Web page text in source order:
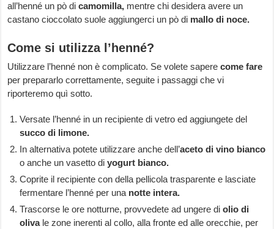
all’henné un pò dicamomilla, mentre chi desidera avere un
castano cioccolato suole aggiungerci un pò di mallo di noce.
Come si utilizza l’henné?
Utilizzare l’henné non è complicato. Se volete saperecome fare
per prepararlo correttamente, seguite i passaggi che vi
riporteremo quì sotto.
Versate l’henné in un recipiente di vetro ed aggiungete del
succo di limone.
In alternativa potete utilizzare anche dell’aceto di vino bianco
o anche un vasetto diyogurt bianco.
Coprite il recipiente con della pellicola trasparente e lasciate
fermentare l’henné per una notte intera.
Trascorse le ore notturne, provvedete ad ungere diolio di
olivale zone inerenti al collo, alla fronte ed alle orecchie, per